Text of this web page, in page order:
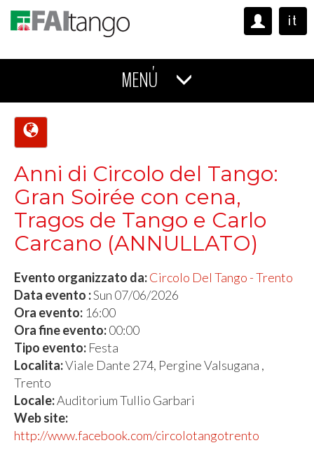
it
MENÚ
Anni di Circolo del Tango:
Gran Soirée con cena,
Tragos de Tango e Carlo
Carcano (ANNULLATO)
Evento organizzato da:Circolo Del Tango - Trento
Data evento :Sun 07/06/2026
Ora evento: 16:00
Ora fine evento:00:00
Tipo evento: Festa
Localita:Viale Dante 274, Pergine Valsugana ,
Trento
Locale:Auditorium Tullio Garbari
Web site:
http://www.facebook.com/circolotangotrento